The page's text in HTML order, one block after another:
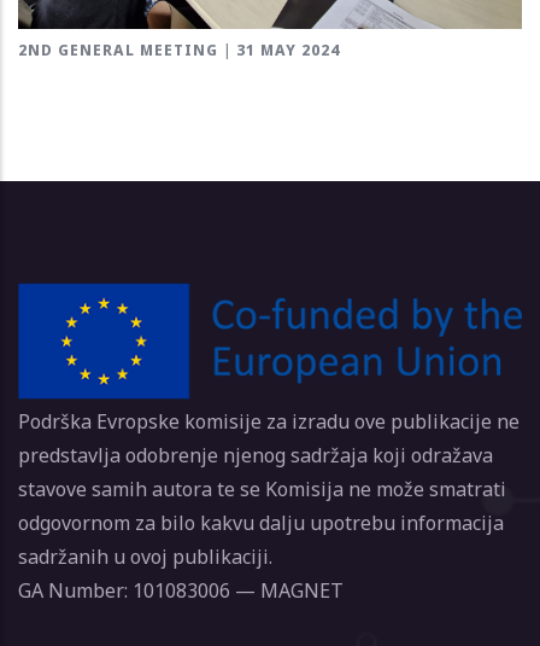
2ND GENERAL MEETING | 31 MAY 2024
Podrška Evropske komisije za izradu ove publikacije ne
predstavlja odobrenje njenog sadržaja koji odražava
stavove samih autora te se Komisija ne može smatrati
odgovornom za bilo kakvu dalju upotrebu informacija
sadržanih u ovoj publikaciji.
GA Number: 101083006 — MAGNET